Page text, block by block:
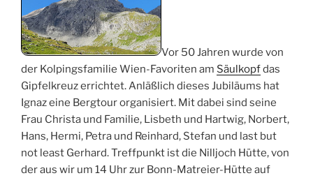
Vor 50 Jahren wurde von
der Kolpingsfamilie Wien-Favoriten am Säulkopfdas
Gipfelkreuz errichtet. Anläßlich dieses Jubiläums hat
Ignaz eine Bergtour organisiert. Mit dabei sind seine
Frau Christa und Familie, Lisbeth und Hartwig, Norbert,
Hans, Hermi, Petra und Reinhard, Stefan und last but
not least Gerhard. Treffpunkt ist die Nilljoch Hütte, von
der aus wir um 14 Uhr zur Bonn-Matreier-Hütte auf